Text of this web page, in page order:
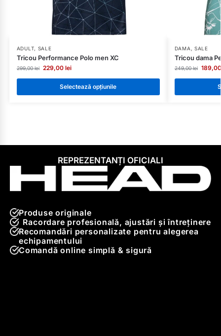
ADULT, SALE
Tricou Performance Polo men XC
299,00lei 229,00 lei
Selectează opțiunile
DAMA , SALE
Tricou dama
249,00lei
REPREZENTANȚI OFICIALI
Produse originale
Racordare profesională, ajustări și întreținere
Recomandări personalizate pentru alegerea
echipamentului
Comandă online simplă & sigură